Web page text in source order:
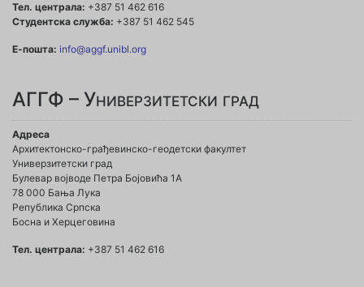
Тел. централа: +387 51 462 616
Студентска служба: +387 51 462 545
Е-пошта: info@aggf.unibl.org
АГГФ – Универзитетски град
Адреса
Архитектонско-грађевинско-геодетски факултет
Универзитетски град
Булевар војводе Петра Бојовића 1A
78 000 Бања Лука
Република Српска
Босна и Херцеговина
Тел. централа: +387 51 462 616